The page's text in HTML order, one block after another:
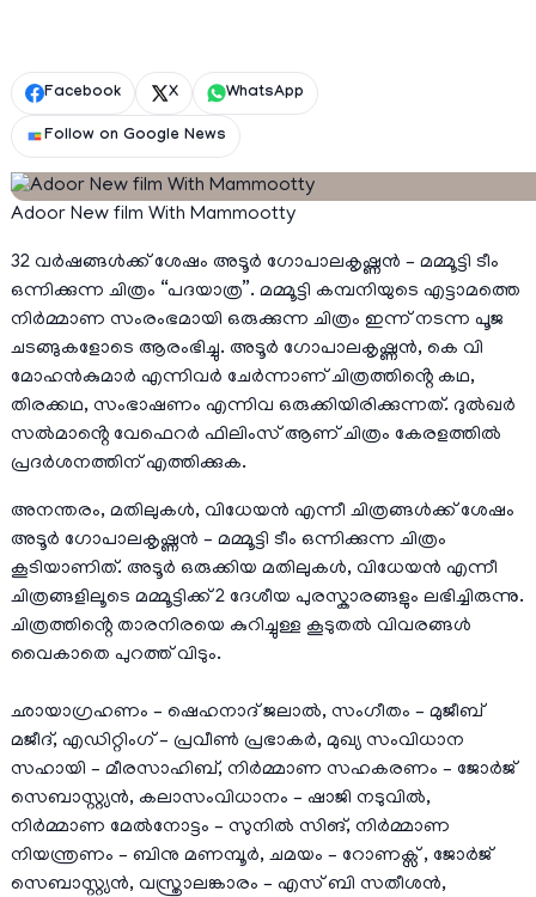
Facebook X WhatsApp
Follow on Google News
Adoor New film With Mammootty
32 വർഷങ്ങൾക്ക് ശേഷം അടൂർ ഗോപാലകൃഷ്ണൻ – മമ്മൂട്ടി ടീം
ഒന്നിക്കുന്ന ചിത്രം “പദയാത്ര”. മമ്മൂട്ടി കമ്പനിയുടെ എട്ടാമത്തെ
നിർമ്മാണ സംരംഭമായി ഒരുക്കുന്ന ചിത്രം ഇന്ന് നടന്ന പൂജ
ചടങ്ങുകളോടെ ആരംഭിച്ചു. അടൂർ ഗോപാലകൃഷ്ണൻ, കെ വി
മോഹൻകുമാർ എന്നിവർ ചേർന്നാണ് ചിത്രത്തിൻ്റെ കഥ,
തിരക്കഥ, സംഭാഷണം എന്നിവ ഒരുക്കിയിരിക്കുന്നത്. ദുൽഖർ
സൽമാൻ്റെ വേഫെറർ ഫിലിംസ് ആണ് ചിത്രം കേരളത്തിൽ
പ്രദർശനത്തിന് എത്തിക്കുക.
അനന്തരം, മതിലുകൾ, വിധേയൻ എന്നീ ചിത്രങ്ങൾക്ക് ശേഷം
അടൂർ ഗോപാലകൃഷ്ണൻ – മമ്മൂട്ടി ടീം ഒന്നിക്കുന്ന ചിത്രം
കൂടിയാണിത്. അടൂർ ഒരുക്കിയ മതിലുകൾ, വിധേയൻ എന്നീ
ചിത്രങ്ങളിലൂടെ മമ്മൂട്ടിക്ക് 2 ദേശീയ പുരസ്കാരങ്ങളും ലഭിച്ചിരുന്നു.
ചിത്രത്തിൻ്റെ താരനിരയെ കുറിച്ചുള്ള കൂടുതൽ വിവരങ്ങൾ
വൈകാതെ പുറത്ത് വിടും.
ഛായാഗ്രഹണം – ഷെഹനാദ് ജലാൽ, സംഗീതം – മുജീബ്
മജീദ്, എഡിറ്റിംഗ് – പ്രവീൺ പ്രഭാകർ, മുഖ്യ സംവിധാന
സഹായി – മീരസാഹിബ്, നിർമ്മാണ സഹകരണം – ജോർജ്
സെബാസ്റ്റ്യൻ, കലാസംവിധാനം – ഷാജി നടുവിൽ,
നിർമ്മാണ മേൽനോട്ടം – സുനിൽ സിങ്, നിർമ്മാണ
നിയന്ത്രണം – ബിനു മണമ്പൂർ, ചമയം – റോണക്സ് , ജോർജ്
സെബാസ്റ്റ്യൻ, വസ്ത്രാലങ്കാരം – എസ് ബി സതീശൻ,